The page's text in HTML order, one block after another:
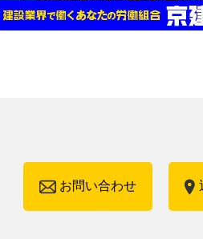
お問い合わせ